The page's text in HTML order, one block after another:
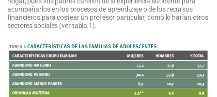
acompañarlos en los procesos de aprendizaje o de los recursos
financieros para costear un profesor particular, como lo harían otros
sectores sociales (ver tabla 1).